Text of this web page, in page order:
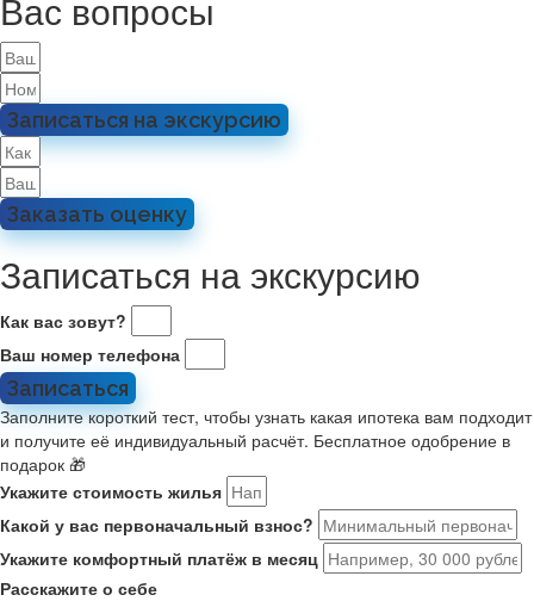
Записаться на экскурсию
Заказать оценку
Записаться на экскурсию
Как вас зовут?
Ваш номер телефона
Записаться
Заполните короткий тест, чтобы узнать какая ипотека вам подходит
и получите её индивидуальный расчёт. Бесплатное одобрение в
подарок 🎁
Укажите стоимость жилья
Какой у вас первоначальный взнос?
Укажите комфортный платёж в месяц
Расскажите о себе